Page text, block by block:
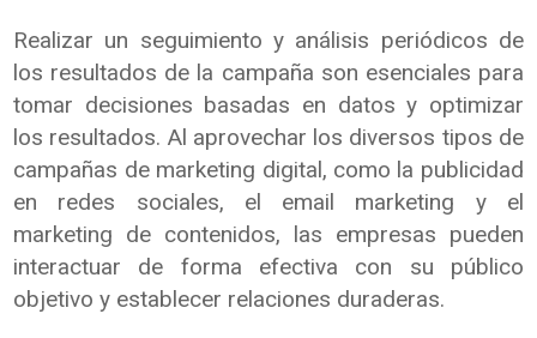
Realizar un seguimiento y análisis periódicos de
los resultados de la campaña son esenciales para
tomar decisiones basadas en datos y optimizar
los resultados. Al aprovechar los diversos tipos de
campañas de marketing digital, como la publicidad
en redes sociales, el email marketing y el
marketing de contenidos, las empresas pueden
interactuar de forma efectiva con su público
objetivo y establecer relaciones duraderas.